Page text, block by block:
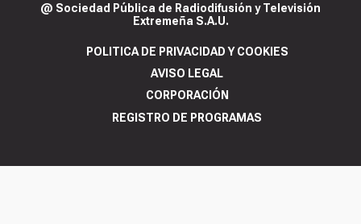
@ Sociedad Pública de Radiodifusión y Televisión
Extremeña S.A.U.
POLITICA DE PRIVACIDAD Y COOKIES
AVISO LEGAL
CORPORACIÓN
REGISTRO DE PROGRAMAS